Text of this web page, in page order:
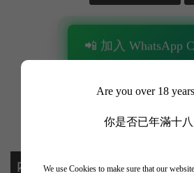
Are you over 18
你是否已年滿十八
We use Cookies to make sure that our
📲 加入 WhatsApp
🎁 即刻接收限時優惠、
內容